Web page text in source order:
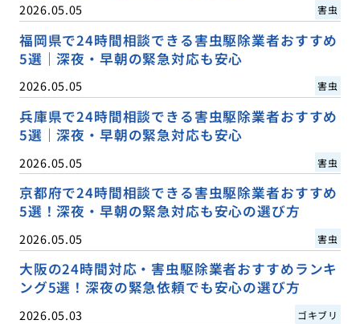
2026.05.05 害虫
福岡県で24時間相談できる害虫駆除業者おすすめ
5選｜深夜・早朝の緊急対応も安心
2026.05.05 害虫
兵庫県で24時間相談できる害虫駆除業者おすすめ
5選｜深夜・早朝の緊急対応も安心
2026.05.05 害虫
京都府で24時間相談できる害虫駆除業者おすすめ
5選！深夜・早朝の緊急対応も安心の選び方
2026.05.05 害虫
大阪の24時間対応・害虫駆除業者おすすめランキ
ング5選！深夜の緊急依頼でも安心の選び方
2026.05.03 ゴキブリ